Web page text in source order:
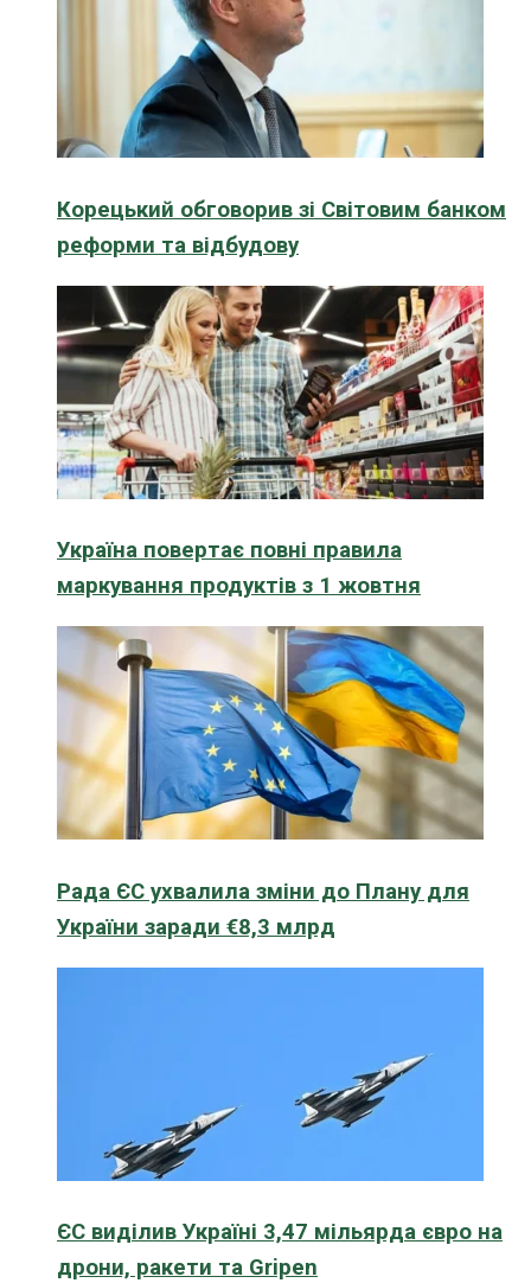
Корецький обговорив зі Світовим банком
реформи та відбудову
Україна повертає повні правила
маркування продуктів з 1 жовтня
Рада ЄС ухвалила зміни до Плану для
України заради €8,3 млрд
ЄС виділив Україні 3,47 мільярда євро на
дрони, ракети та Gripen